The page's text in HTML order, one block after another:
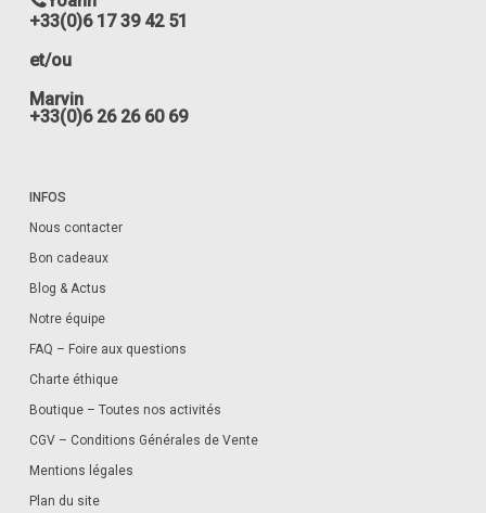
+33(0)6 17 39 42 51
et/ou
Marvin
+33(0)6 26 26 60 69
INFOS
Nous contacter
Bon cadeaux
Blog & Actus
Notre équipe
FAQ – Foire aux questions
Charte éthique
Boutique – Toutes nos activités
CGV – Conditions Générales de Vente
Mentions légales
Plan du site